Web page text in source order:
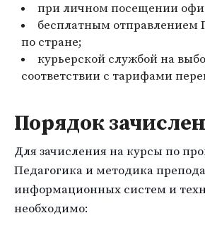
при личном посещении
бесплатным отправлением
по стране;
курьерской службой на
соответствии с тарифами
Порядок
Для зачисления на курсы по
Педагогика и методика
информационных систем и
необходимо: